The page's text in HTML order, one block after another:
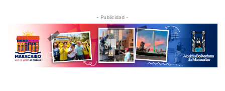
- Publicidad -